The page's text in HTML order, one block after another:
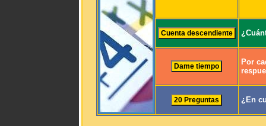
Por
¿En